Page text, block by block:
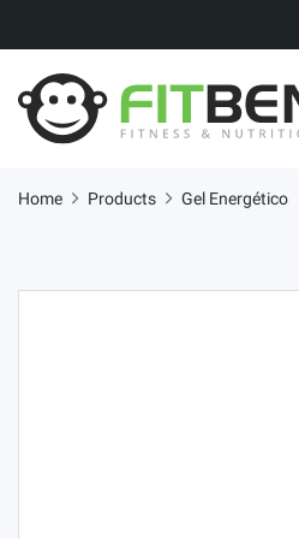
Home Products Gel Energético